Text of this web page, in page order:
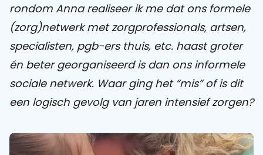
rondom Anna realiseer ik me dat ons formele
(zorg)netwerk met zorgprofessionals, artsen,
specialisten, pgb-ers thuis, etc. haast groter
én beter georganiseerd is dan ons informele
sociale netwerk. Waar ging het “mis” of is dit
een logisch gevolg van jaren intensief zorgen?